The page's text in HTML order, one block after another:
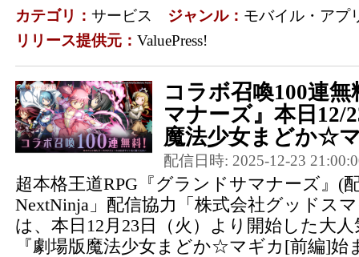
カテゴリ： サービス ジャンル： モバイル・アプ
リリース提供元： ValuePress!
コラボ召喚100連
マナーズ』本日12/
魔法少女まどか☆
配信日時: 2025-12-23
超本格王道RPG『グランドサマナーズ』(
NextNinja」配信協力「株式会社グッドス
は、本日12月23日（火）より開始した大
『劇場版魔法少女まどか☆マギカ[前編]始